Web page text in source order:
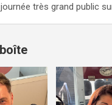
journée très grand public